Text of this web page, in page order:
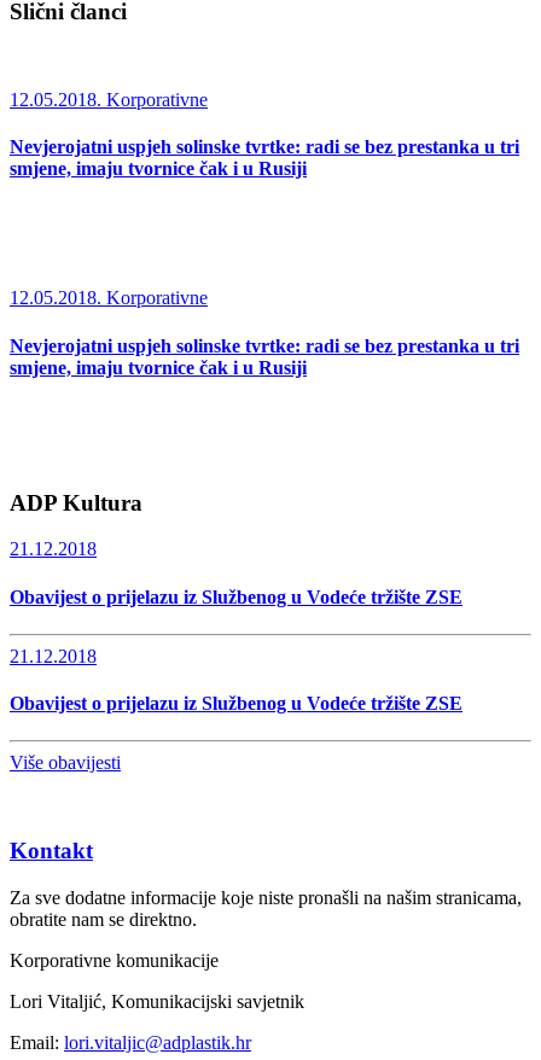
Slični članci
12.05.2018. Korporativne
Nevjerojatni uspjeh solinske tvrtke: radi se bez prestanka u tri
smjene, imaju tvornice čak i u Rusiji
12.05.2018. Korporativne
Nevjerojatni uspjeh solinske tvrtke: radi se bez prestanka u tri
smjene, imaju tvornice čak i u Rusiji
ADP Kultura
21.12.2018
Obavijest o prijelazu iz Službenog u Vodeće tržište ZSE
21.12.2018
Obavijest o prijelazu iz Službenog u Vodeće tržište ZSE
Više obavijesti
Kontakt
Za sve dodatne informacije koje niste pronašli na našim stranicama,
obratite nam se direktno.
Korporativne komunikacije
Lori Vitaljić, Komunikacijski savjetnik
Email: lori.vitaljic@adplastik.hr